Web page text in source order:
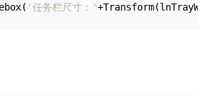
'任务栏尺寸：'+